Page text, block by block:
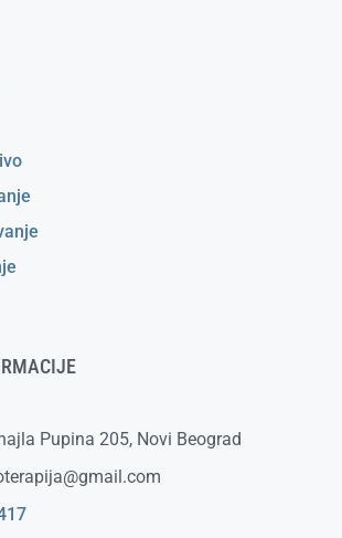
Pupina 205, Novi Beograd